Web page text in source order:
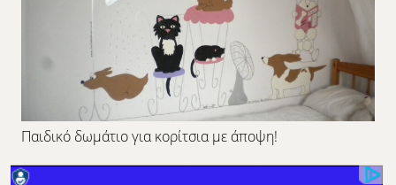
Παιδικό δωμάτιο για κορίτσια με άποψη!